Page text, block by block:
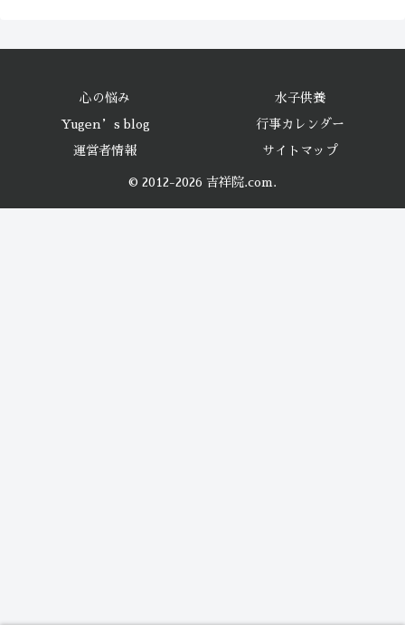
心の悩み 水子供養
Yugen’s blog 行事カレンダー
運営者情報 サイトマップ
© 2012-2026 吉祥院.com.